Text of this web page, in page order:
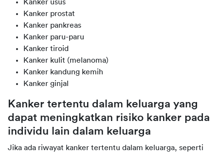
Kanker usus
Kanker prostat
Kanker pankreas
Kanker paru-paru
Kanker tiroid
Kanker kulit (melanoma)
Kanker kandung kemih
Kanker ginjal
Kanker tertentu dalam keluarga yang
dapat meningkatkan risiko kanker pada
individu lain dalam keluarga
Jika ada riwayat kanker tertentu dalam keluarga, seperti